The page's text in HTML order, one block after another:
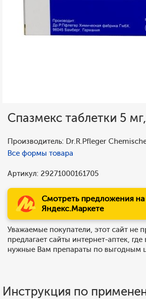
Спазмекс таблетки 5
Производитель: Dr.R.Pfleger
Все формы товара
Артикул: 29271000161705
Смотреть предложения на
Яндекс.Маркете
Уважаемые покупатели, этот сайт не
предлагает сайты интернет-аптек,
нужные Вам препараты по выгодным
Инструкция по